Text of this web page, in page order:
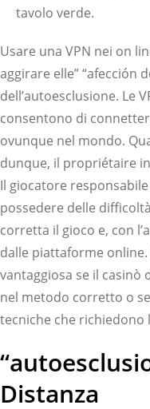
tavolo verde.
Usare una VPN nei on
aggirare elle” “afección
dell’autoesclusione. Le
consentono di
ovunque nel mondo.
dunque, il propriétaire
Il giocatore
possedere delle
corretta il gioco e, con
dalle piattaforme
vantaggiosa se il casinò
nel metodo corretto o
tecniche che richiedono
Distanza